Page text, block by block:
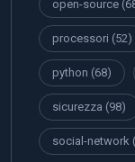
open-source
processori (52)
python (68)
sicurezza (98)
social-network